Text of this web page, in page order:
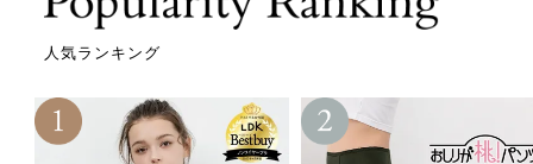
人気ランキング